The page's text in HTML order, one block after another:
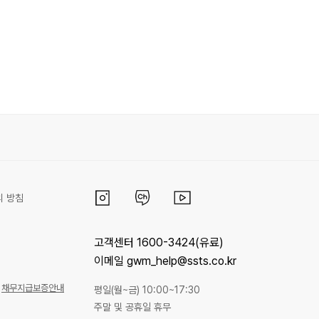
방침
채무지급보증안내
고객센터 1600-3424(유료)
이메일 gwm_help@ssts.co.kr
평일(월~금) 10:00~17:30
주말 및 공휴일 휴무